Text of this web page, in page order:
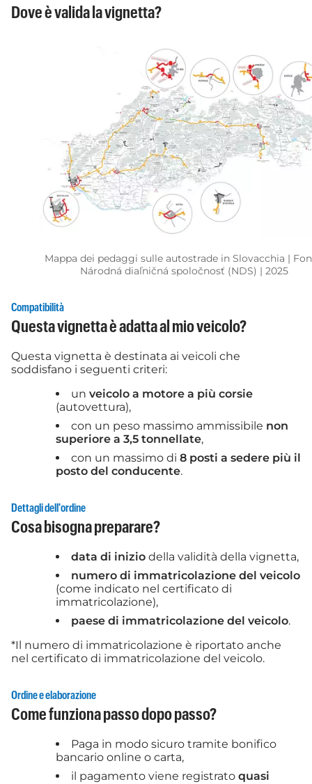
Dove è valida la vignetta?
Mappa dei pedaggi sulle autostrade in Slovacchia |
Národná diaľničná spoločnosť (NDS) | 2025
Compatibilità
Questa vignetta è adatta al mio veicolo?
Questa vignetta è destinata ai veicoli che
soddisfano i seguenti criteri:
un veicolo a motore a più corsie
(autovettura),
con un peso massimo ammissibile non
superiore a 3,5 tonnellate,
con un massimo di 8 posti a sedere più il
posto del conducente.
Dettagli dell'ordine
Cosa bisogna preparare?
data di inizio della validità della vignetta,
numero di immatricolazione del veicolo
(come indicato nel certificato di
immatricolazione),
paese di immatricolazione del veicolo.
*Il numero di immatricolazione è riportato anche
nel certificato di immatricolazione del veicolo.
Ordine e elaborazione
Come funziona passo dopo passo?
Paga in modo sicuro tramite bonifico
bancario online o carta,
il pagamento viene registrato quasi